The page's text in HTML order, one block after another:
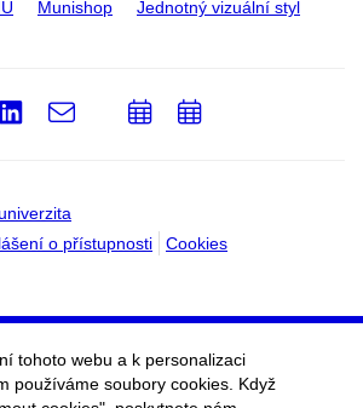
Munishop Jednotný vizuální styl
o přístupnosti Cookies
LinkedIn
e-
PřidatPřidat
tohoto webu a k personalizaci
používáme soubory cookies. Když